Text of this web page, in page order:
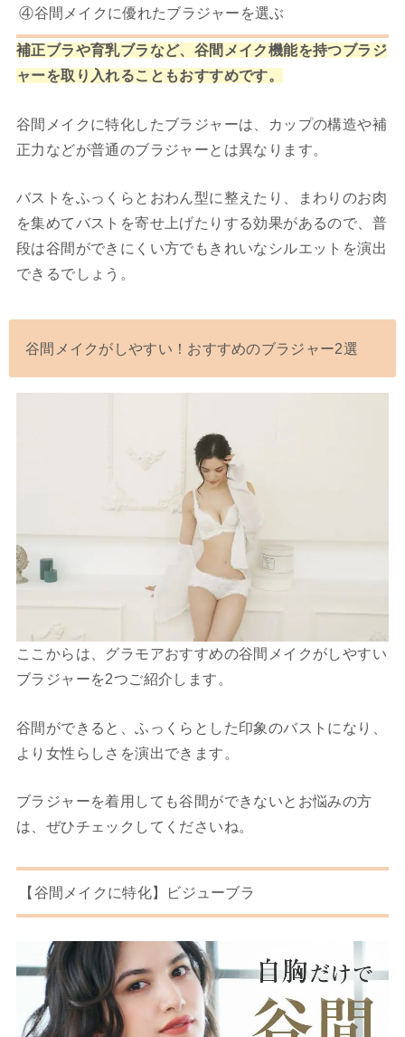
④谷間メイクに優れたブラジャーを選ぶ
補正ブラや育乳ブラなど、谷間メイク機能を持つブラジ
ャーを取り入れることもおすすめです。
谷間メイクに特化したブラジャーは、カップの構造や補
正力などが普通のブラジャーとは異なります。
バストをふっくらとおわん型に整えたり、まわりのお肉
を集めてバストを寄せ上げたりする効果があるので、普
段は谷間ができにくい方でもきれいなシルエットを演出
できるでしょう。
谷間メイクがしやすい！おすすめのブラジャー2選
ここからは、グラモアおすすめの谷間メイクがしやすい
ブラジャーを2つご紹介します。
谷間ができると、ふっくらとした印象のバストになり、
より女性らしさを演出できます。
ブラジャーを着用しても谷間ができないとお悩みの方
は、ぜひチェックしてくださいね。
【谷間メイクに特化】ビジューブラ